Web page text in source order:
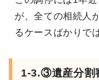
が、全ての相続人
るケースばかりで
1-3.③遺産分割